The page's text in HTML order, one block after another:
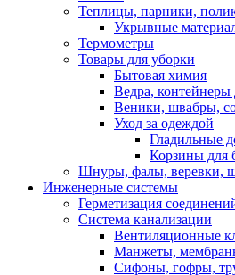
Теплицы, парники,
Укрывные
Термометры
Товары для уборки
Бытовая химия
Ведра, контейнеры
Веники, швабры,
Уход за одеждой
Гладильные
Корзины для
Шнуры, фалы, веревки,
Инженерные системы
Герметизация
Система канализации
Вентиляционные
Манжеты,
Сифоны, гофры,